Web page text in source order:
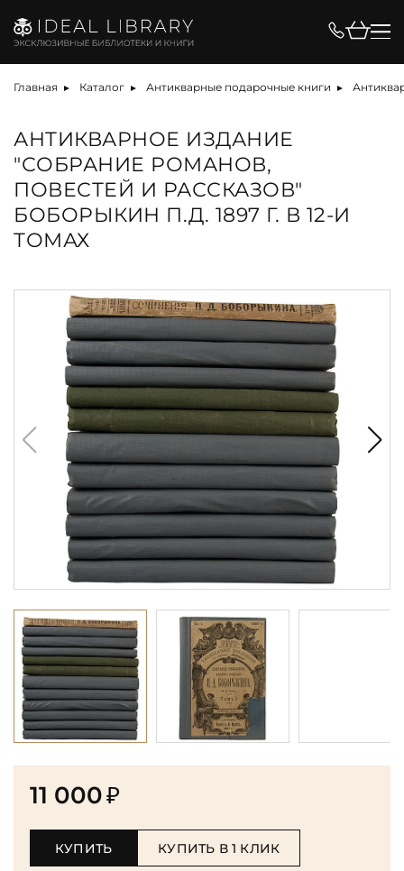
Главная Каталог Антикварные подарочные книги
АНТИКВАРНОЕ ИЗДАНИЕ
"СОБРАНИЕ РОМАНОВ,
ПОВЕСТЕЙ И РАССКАЗОВ"
БОБОРЫКИН П.Д. 1897 Г. В 12-И
ТОМАХ
11 000₽
КУПИТЬ КУПИТЬ В 1 КЛИК